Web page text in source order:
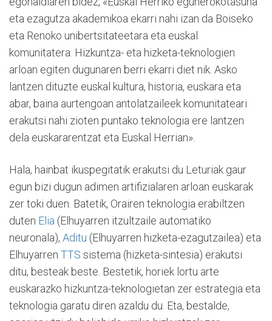
eta ezagutza akademikoa ekarri nahi izan da Boiseko
eta Renoko unibertsitateetara eta euskal
komunitatera. Hizkuntza- eta hizketa-teknologien
arloan egiten dugunaren berri ekarri diet nik. Asko
lantzen dituzte euskal kultura, historia, euskara eta
abar, baina aurtengoan antolatzaileek komunitateari
erakutsi nahi zioten puntako teknologia ere lantzen
dela euskararentzat eta Euskal Herrian».
Hala, hainbat ikuspegitatik erakutsi du Leturiak gaur
egun bizi dugun adimen artifizialaren arloan euskarak
zer toki duen. Batetik, Orairen teknologia erabiltzen
duten Elia (Elhuyarren itzultzaile automatiko
neuronala), Aditu (Elhuyarren hizketa-ezagutzailea) eta
Elhuyarren TTS sistema (hizketa-sintesia) erakutsi
ditu, besteak beste. Bestetik, horiek lortu arte
euskarazko hizkuntza-teknologietan zer estrategia eta
teknologia garatu diren azaldu du. Eta, bestalde,